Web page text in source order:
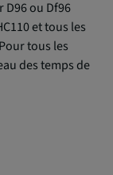
ou Df96
et tous les
tous les
des temps de